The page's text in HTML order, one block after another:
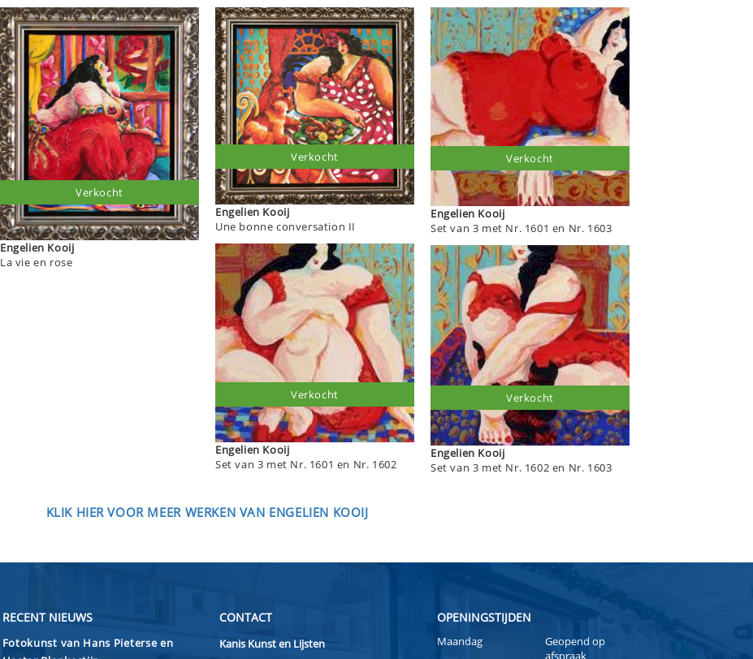
Engelien Kooij
La vie en rose
Verkocht
Engelien Kooij
Une bonne conversation II
Verkocht
Engelien Kooij
Set van 3 met Nr. 1601 en Nr. 1602
Verkocht
Engelien Kooij
Set van 3 met Nr. 1601 en Nr. 1603
Verkocht
Engelien Kooij
Set van 3 met Nr. 1602 en Nr. 1603
Verkocht
KLIK HIER VOOR MEER WERKEN VAN ENGELIEN KOOIJ
RECENT NIEUWS
Fotokunst van Hans Pieterse en
CONTACT
Kanis Kunst en Lijsten
OPENINGSTIJDEN
Maandag
Geopend op
afspraak